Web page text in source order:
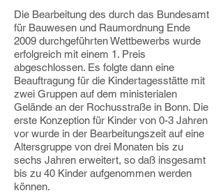
Die Bearbeitung des durch das Bundesamt
für Bauwesen und Raumordnung Ende
2009 durchgeführten Wettbewerbs wurde
erfolgreich mit einem 1. Preis
abgeschlossen. Es folgte dann eine
Beauftragung für die Kindertagesstätte mit
zwei Gruppen auf dem ministerialen
Gelände an der Rochusstraße in Bonn. Die
erste Konzeption für Kinder von 0-3 Jahren
vor wurde in der Bearbeitungszeit auf eine
Altersgruppe von drei Monaten bis zu
sechs Jahren erweitert, so daß insgesamt
bis zu 40 Kinder aufgenommen werden
können.